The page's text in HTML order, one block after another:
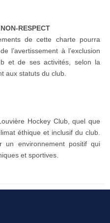
RESPECT
de cette charte pourra
l’avertissement à l’exclusion
et de ses activités, selon la
aux statuts du club.
Hockey Club, quel que
éthique et inclusif du club.
un environnement positif qui
et sportives.